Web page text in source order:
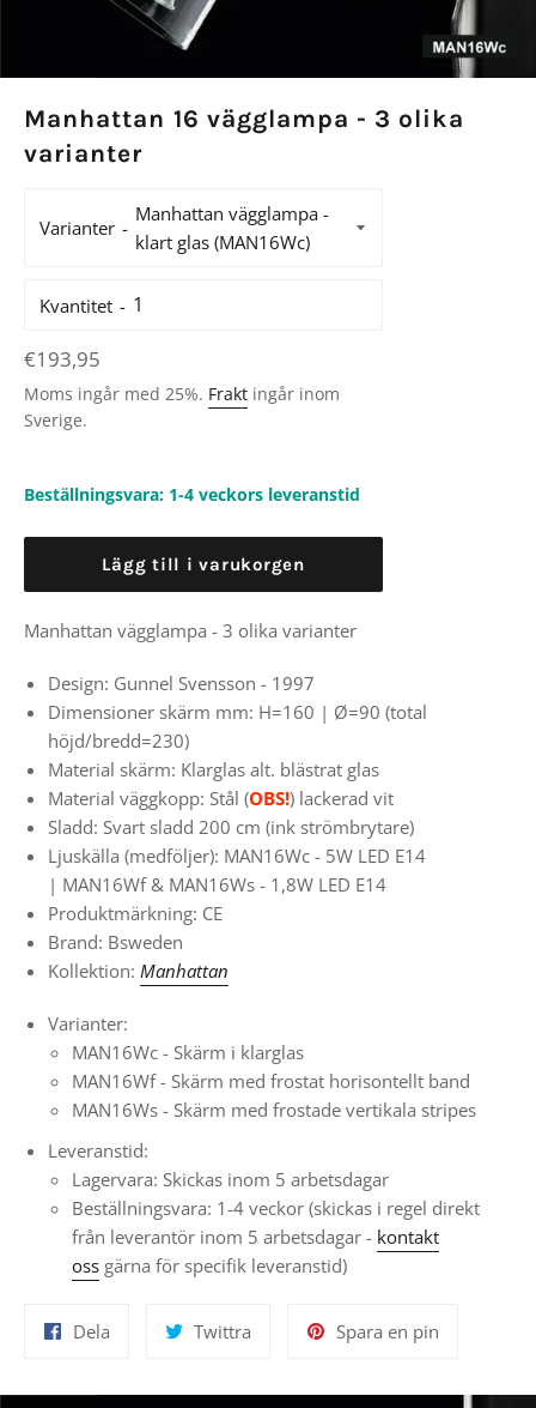
Manhattan 16 vägglampa - 3 olika
varianter
Varianter
Kvantitet
Ordinarie
pris
€193,95
Moms ingår med 25%. Frakt ingår inom
Sverige.
Beställningsvara: 1-4 veckors leveranstid
Lägg till i varukorgen
Manhattan vägglampa - 3 olika varianter
Design: Gunnel Svensson - 1997
Dimensioner skärm mm: H=160 | Ø=90 (total
höjd/bredd=230)
Material skärm: Klarglas alt. blästrat glas
Material väggkopp: Stål (OBS!) lackerad vit
Sladd: Svart sladd 200 cm (ink strömbrytare)
Ljuskälla (medföljer): MAN16Wc - 5W LED E14
| MAN16Wf & MAN16Ws - 1,8W LED E14
Produktmärkning: CE
Brand: Bsweden
Kollektion: Manhattan
Varianter:
MAN16Wc - Skärm i klarglas
MAN16Wf - Skärm med frostat horisontellt band
MAN16Ws - Skärm med frostade vertikala stripes
Leveranstid:
Lagervara: Skickas inom 5 arbetsdagar
Beställningsvara: 1-4 veckor (skickas i regel direkt
från leverantör inom 5 arbetsdagar - kontakt
oss gärna för specifik leveranstid)
Dela Twittra Spara en pin